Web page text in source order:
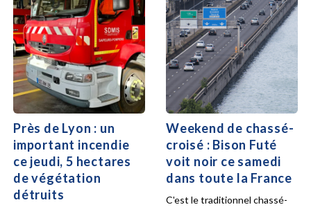
Près de Lyon : un
important incendie
ce jeudi, 5 hectares
de végétation
détruits
Weekend de chassé-
croisé : Bison Futé
voit noir ce samedi
dans toute la France
C'est le traditionnel chassé-